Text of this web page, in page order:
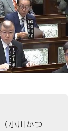
（小川かつ